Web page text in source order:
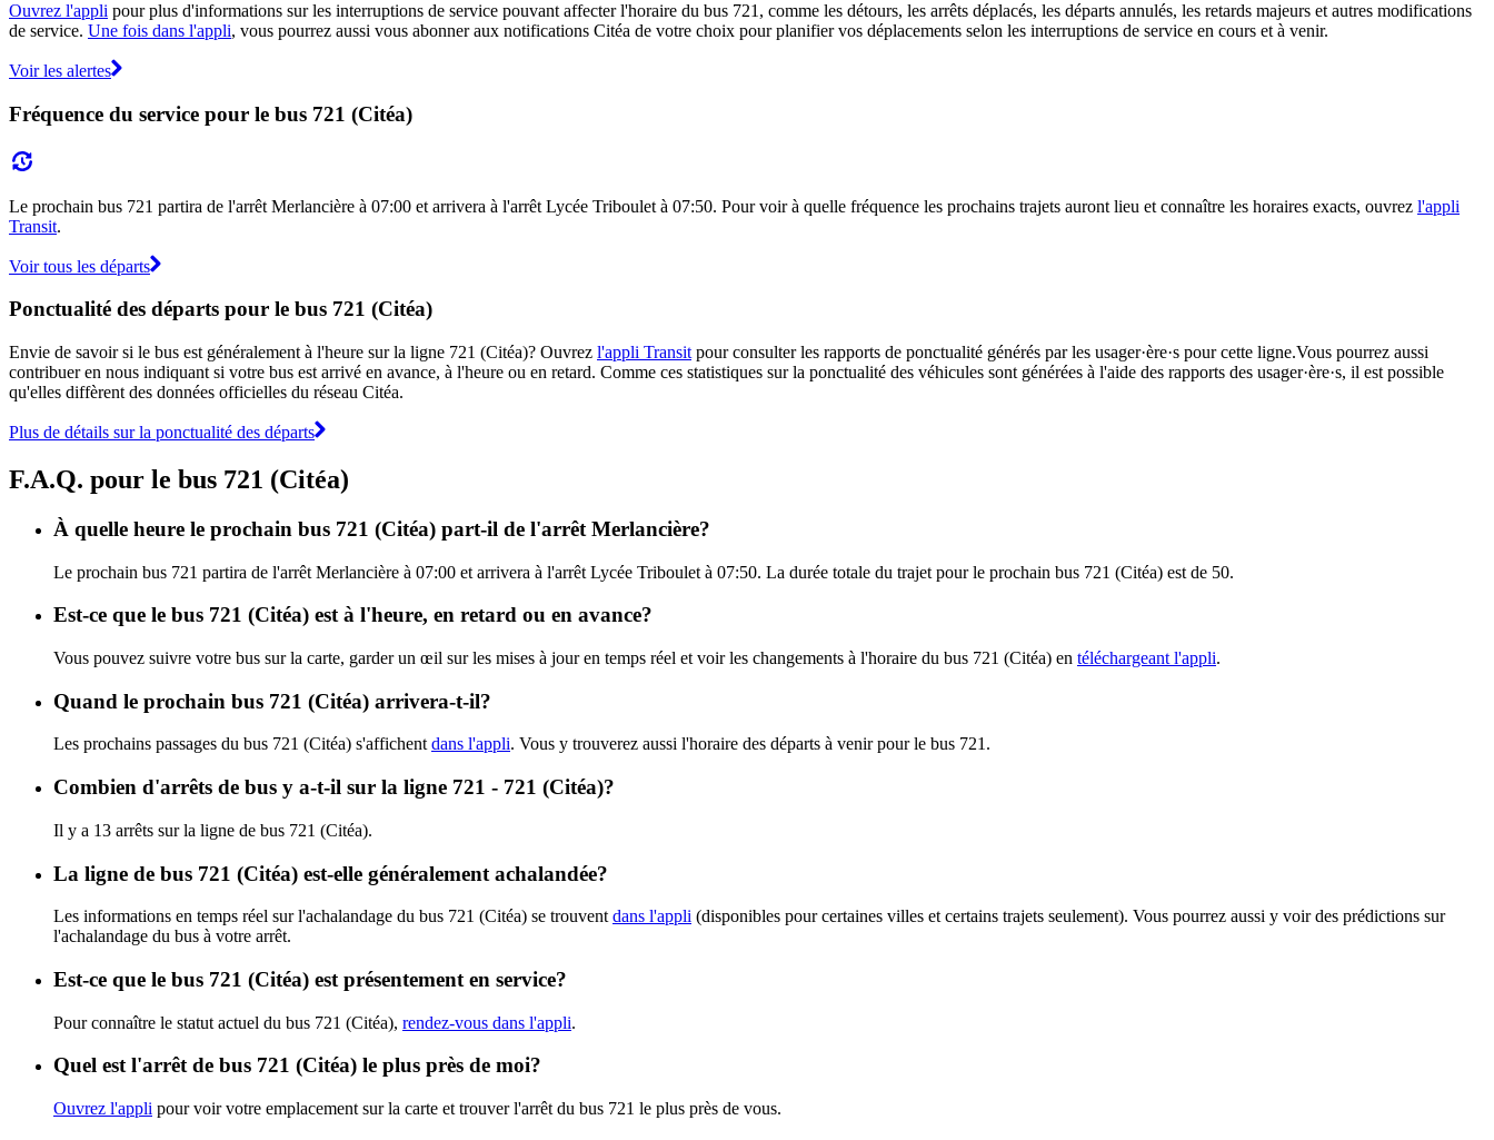
Ouvrez l'appli pour plus d'informations sur les interruptions de service pouvant affecter l'horaire du bus 721, comme les détours, les arrêts déplacés, les départs annulés, les retards majeurs et autres modifications
de service. Une fois dans l'appli, vous pourrez aussi vous abonner aux notifications Citéa de votre choix pour planifier vos déplacements selon les interruptions de service en cours et à venir.
Voir les alertes
Fréquence du service pour le bus 721 (Citéa)
Le prochain bus 721 partira de l'arrêt Merlancière à 07:00 et arrivera à l'arrêt Lycée Triboulet à 07:50. Pour voir à quelle fréquence les prochains trajets auront lieu et connaître les horaires exacts, ouvrez l'appli
Transit.
Voir tous les départs
Ponctualité des départs pour le bus 721 (Citéa)
Envie de savoir si le bus est généralement à l'heure sur la ligne 721 (Citéa)? Ouvrez l'appli Transit pour consulter les rapports de ponctualité générés par les usager·ère·s pour cette ligne.Vous pourrez aussi
contribuer en nous indiquant si votre bus est arrivé en avance, à l'heure ou en retard. Comme ces statistiques sur la ponctualité des véhicules sont générées à l'aide des rapports des usager·ère·s, il est possible
qu'elles diffèrent des données officielles du réseau Citéa.
Plus de détails sur la ponctualité des départs
F.A.Q. pour le bus 721 (Citéa)
À quelle heure le prochain bus 721 (Citéa) part-il de l'arrêt Merlancière?
Le prochain bus 721 partira de l'arrêt Merlancière à 07:00 et arrivera à l'arrêt Lycée Triboulet à 07:50. La durée totale du trajet pour le prochain bus 721 (Citéa) est de 50.
Est-ce que le bus 721 (Citéa) est à l'heure, en retard ou en avance?
Vous pouvez suivre votre bus sur la carte, garder un œil sur les mises à jour en temps réel et voir les changements à l'horaire du bus 721 (Citéa) en téléchargeant l'appli.
Quand le prochain bus 721 (Citéa) arrivera-t-il?
Les prochains passages du bus 721 (Citéa) s'affichent dans l'appli. Vous y trouverez aussi l'horaire des départs à venir pour le bus 721.
Combien d'arrêts de bus y a-t-il sur la ligne 721 - 721 (Citéa)?
Il y a 13 arrêts sur la ligne de bus 721 (Citéa).
La ligne de bus 721 (Citéa) est-elle généralement achalandée?
Les informations en temps réel sur l'achalandage du bus 721 (Citéa) se trouvent dans l'appli (disponibles pour certaines villes et certains trajets seulement). Vous pourrez aussi y voir des prédictions sur
l'achalandage du bus à votre arrêt.
Est-ce que le bus 721 (Citéa) est présentement en service?
Pour connaître le statut actuel du bus 721 (Citéa), rendez-vous dans l'appli.
Quel est l'arrêt de bus 721 (Citéa) le plus près de moi?
Ouvrez l'appli pour voir votre emplacement sur la carte et trouver l'arrêt du bus 721 le plus près de vous.